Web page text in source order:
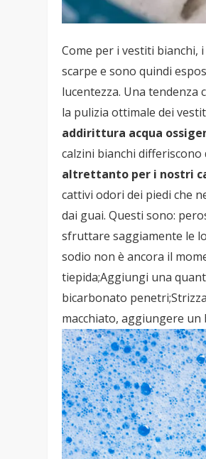
Come per i vestiti
scarpe e sono quindi
lucentezza. Una
la pulizia ottimale dei
addirittura acqua
calzini bianchi
altrettanto per i nostri
cattivi odori dei piedi che
dai guai. Questi sono:
sfruttare saggiamente le
sodio non è ancora il
tiepida;Aggiungi una
bicarbonato
macchiato, aggiungere un